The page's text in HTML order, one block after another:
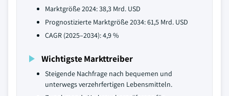
Marktgröße 2024: 38,3 Mrd. USD
Prognostizierte Marktgröße 2034: 61,5 Mrd. USD
CAGR (2025–2034): 4,9 %
Wichtigste Markttreiber
Steigende Nachfrage nach bequemen und
unterwegs verzehrfertigen Lebensmitteln.